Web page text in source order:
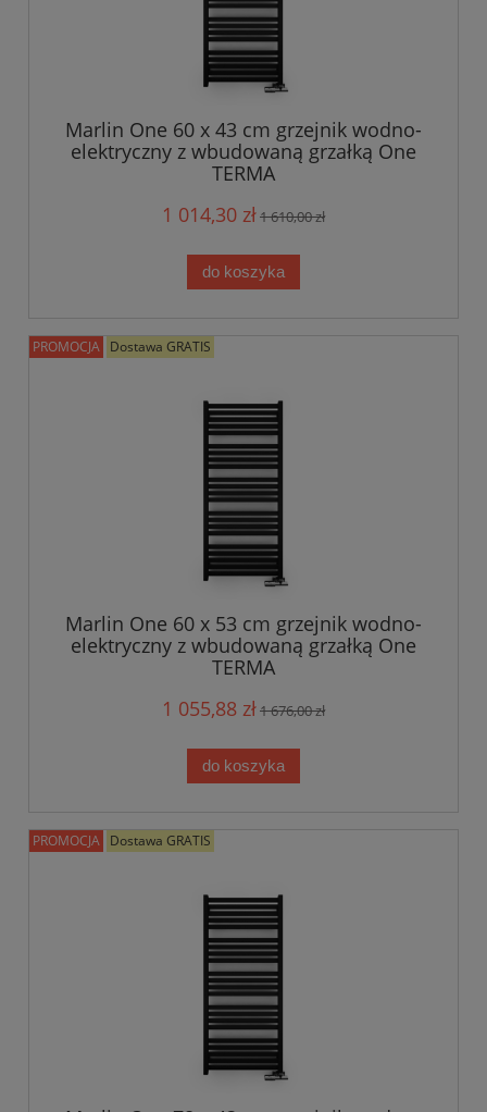
Marlin One 60 x 43 cm grzejnik wodno-
elektryczny z wbudowaną grzałką One
TERMA
1 014,30 zł1 610,00 zł
do koszyka
Marlin One 60 x 53 cm grzejnik wodno-
elektryczny z wbudowaną grzałką One
TERMA
1 055,88 zł1 676,00 zł
do koszyka
PROMOCJA Dostawa GRATIS
PROMOCJA Dostawa GRATIS